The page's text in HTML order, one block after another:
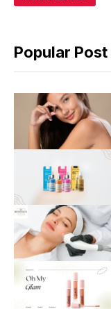
o
A
p
r
m
Popular Post